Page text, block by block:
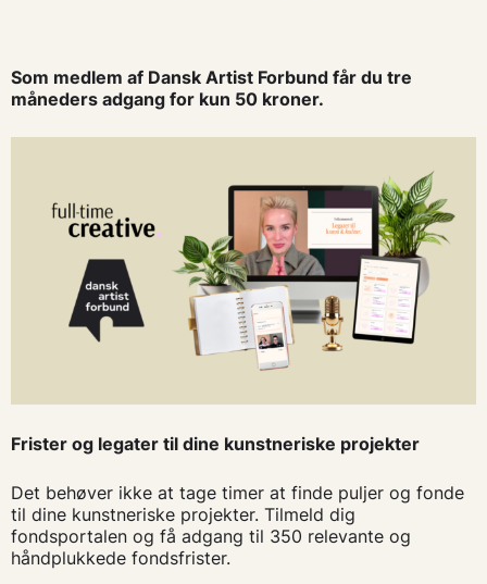
Som medlem af Dansk Artist Forbund får du tre
måneders adgang for kun 50 kroner.
Frister og legater til dine kunstneriske projekter
Det behøver ikke at tage timer at finde puljer og fonde
til dine kunstneriske projekter. Tilmeld dig
fondsportalen og få adgang til 350 relevante og
håndplukkede fondsfrister.